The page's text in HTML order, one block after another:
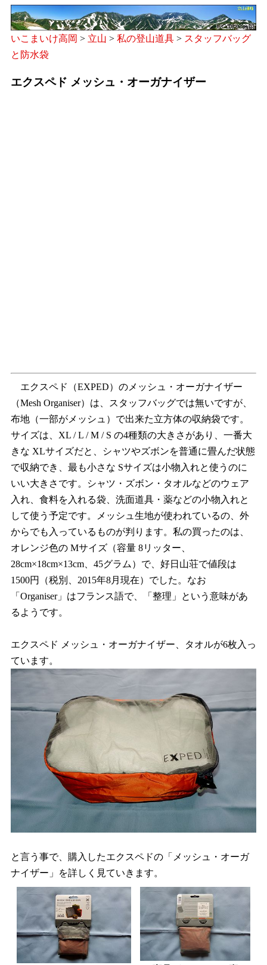
いこまいけ高岡 > 立山 > 私の登山道具 > スタッフバッグ
と防水袋
エクスペド メッシュ・オーガナイザー
エクスペド（EXPED）のメッシュ・オーガナイザー
（Mesh Organiser）は、スタッフバッグでは無いですが、
布地（一部がメッシュ）で出来た立方体の収納袋です。
サイズは、XL / L / M / S の4種類の大きさがあり、一番大
きな XLサイズだと、シャツやズボンを普通に畳んだ状態
で収納でき、最も小さな Sサイズは小物入れと使うのに
いい大きさです。シャツ・ズボン・タオルなどのウェア
入れ、食料を入れる袋、洗面道具・薬などの小物入れと
して使う予定です。メッシュ生地が使われているの、外
からでも入っているものが判ります。私の買ったのは、
オレンジ色の Mサイズ（容量 8リッター、
28cm×18cm×13cm、45グラム）で、好日山荘で値段は
1500円（税別、2015年8月現在）でした。なお
「Organiser」はフランス語で、「整理」という意味があ
るようです。
エクスペド メッシュ・オーガナイザー、タオルが6枚入っ
ています。
と言う事で、購入したエクスペドの「メッシュ・オーガ
ナイザー」を詳しく見ていきます。